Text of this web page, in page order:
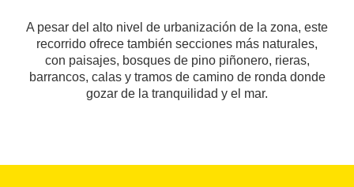
A pesar del alto nivel de urbanización de la zona, este
recorrido ofrece también secciones más naturales,
con paisajes, bosques de pino piñonero, rieras,
barrancos, calas y tramos de camino de ronda donde
gozar de la tranquilidad y el mar.